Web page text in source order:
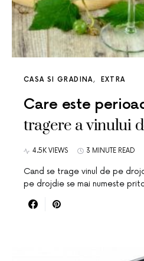
CASA SI GRADINA EXTRA
Care este
tragere a vinului
4.5K VIEWS 3 MINUTE READ
Cand se trage vinul de pe
pe drojdie se mai numeste